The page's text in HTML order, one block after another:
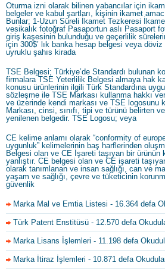
Oturma izni olarak bilinen yabancılar için
belgeler ve kabul şartları, kişinin ikamet
Bunlar; 1-Uzun Süreli İkamet Tezkeresi
vesikalık fotoğraf Pasaportun aslı Pasaport
giriş kaşesinin bulunduğu ve geçerlilik
için 300$’ lık banka hesap belgesi veya döviz
uyruklu şahıs kirada
TSE Belgesi; Türkiye’de Standardı bulunan
firmalara TSE Yeterlilik Belgesi almaya hak
konusu ürünlerinin ilgili Türk Standardına
sözleşme ile TSE Markası kullanma hakkı
ve üzerinde kendi markası ve TSE logosunu
Markası, cinsi, sınıfı, tipi ve türünü belirten
yenilenen belgedir. TSE Logosu; veya
CE kelime anlamı olarak “conformity of
uygunluk” kelimelerinin baş harflerinden
Belgesi olan ve CE İşareti taşıyan bir ürünün
yanlıştır. CE belgesi olan ve CE işareti
olarak tanımlanan ve insan sağlığı, can ve
yaşam ve sağlığı, çevre ve tüketicinin
güvenlik
Marka Mal ve Emtia Listesi - 16.364 defa
Türk Patent Enstitüsü - 12.570 defa
Marka Lisans İşlemleri - 11.198 defa
Marka İtiraz İşlemleri - 10.871 defa